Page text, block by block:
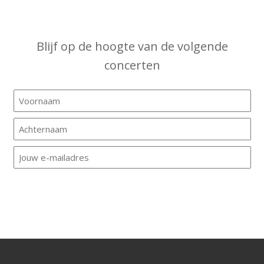
Blijf op de hoogte van de volgende
concerten